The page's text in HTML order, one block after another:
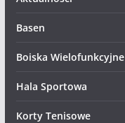
Basen
Boiska Wielofunkcyjne
Hala Sportowa
Korty Tenisowe